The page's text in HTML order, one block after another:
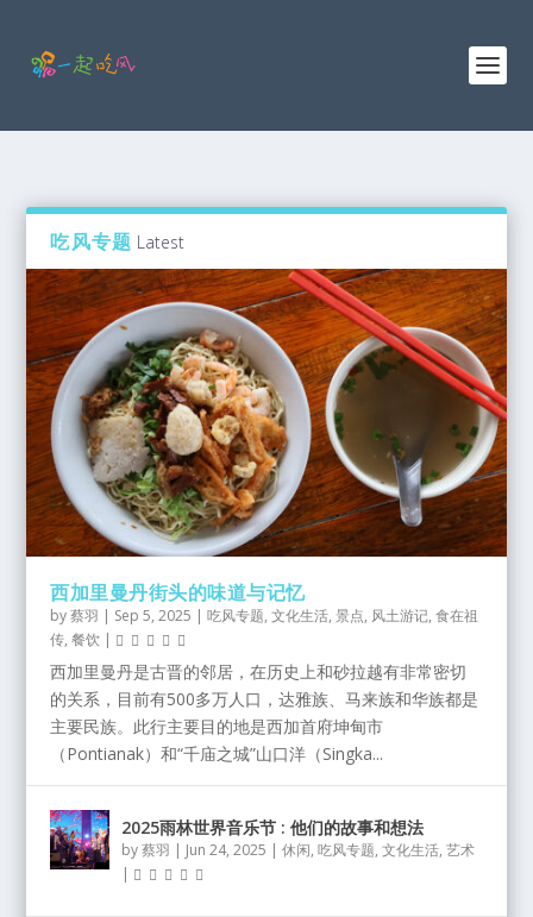
诉说砂拉越鸡尾酒的故事
古晋老街导览（体验升级版10.0）
西加里曼丹街头的味道与记忆
2025雨林世界音乐节 : 他们的故事和想法...
2024雨林世界音乐节 : 快乐地玩音乐
2024雨林世界音乐节 : 终于遇见喜多郎KITARO...
吃风专题 Latest
西加里曼丹街头的味道与记忆
by蔡羽 | Sep 5, 2025 |吃风专题,文化生活,景点, 风土游记,食在祖
传,餐饮 |
西加里曼丹是古晋的邻居，在历史上和砂拉越有非常密切
的关系，目前有500多万人口，达雅族、马来族和华族都是
主要民族。此行主要目的地是西加首府坤甸市
（Pontianak）和“千庙之城”山口洋（Singka...
2025雨林世界音乐节 : 他们的故事和想法
by蔡羽 | Jun 24, 2025 |休闲,吃风专题,文化生活,艺术
|